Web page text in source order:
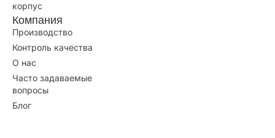
корпус
Компания
Производство
Контроль качества
О нас
Часто задаваемые
вопросы
Блог